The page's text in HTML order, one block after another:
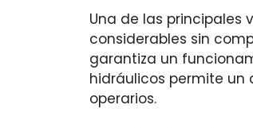
Una de las principales
considerables sin
garantiza un
hidráulicos permite un
operarios.